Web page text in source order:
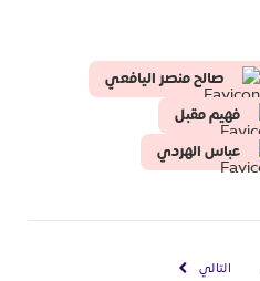
صالح منصر اليافعي
فهيم مقبل
عباس الهردي
التالي